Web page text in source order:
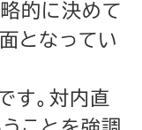
的に決めて
となってい
す。対内直